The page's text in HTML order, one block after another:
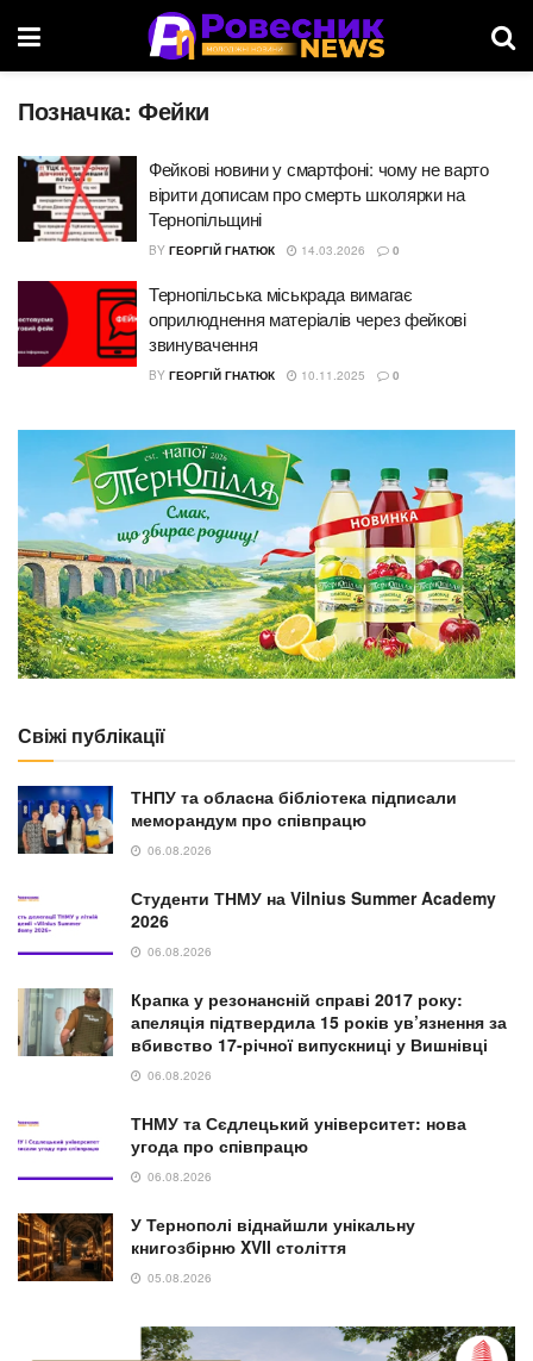
Позначка: Фейки
Фейкові новини у смартфоні: чому не варто
вірити дописам про смерть школярки на
Тернопільщині
BY ГЕОРГІЙ ГНАТЮК 14.03.2026 0
Тернопільська міськрaдa вимaгaє
оприлюднення мaтеріaлів через фейкові
звинувачення
BY ГЕОРГІЙ ГНАТЮК 10.11.2025 0
Свіжі публікації
ТНПУ та обласна бібліотека підписали
меморандум про співпрацю
06.08.2026
Студенти ТНМУ на Vilnius Summer Academy
2026
06.08.2026
Крапка у резонансній справі 2017 року:
апеляція підтвердила 15 років ув’язнення за
вбивство 17-річної випускниці у Вишнівці
06.08.2026
ТНМУ та Сєдлецький університет: нова
угода про співпрацю
06.08.2026
У Тернополі віднайшли унікальну
книгозбірню XVII століття
05.08.2026